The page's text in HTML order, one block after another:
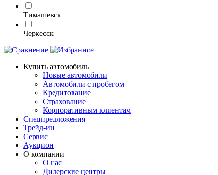
Тимашевск
Черкесск
Купить автомобиль
Новые автомобили
Автомобили с пробегом
Кредитование
Страхование
Корпоративным клиентам
Спецпредложения
Трейд-ин
Сервис
Аукцион
О компании
О нас
Дилерские центры